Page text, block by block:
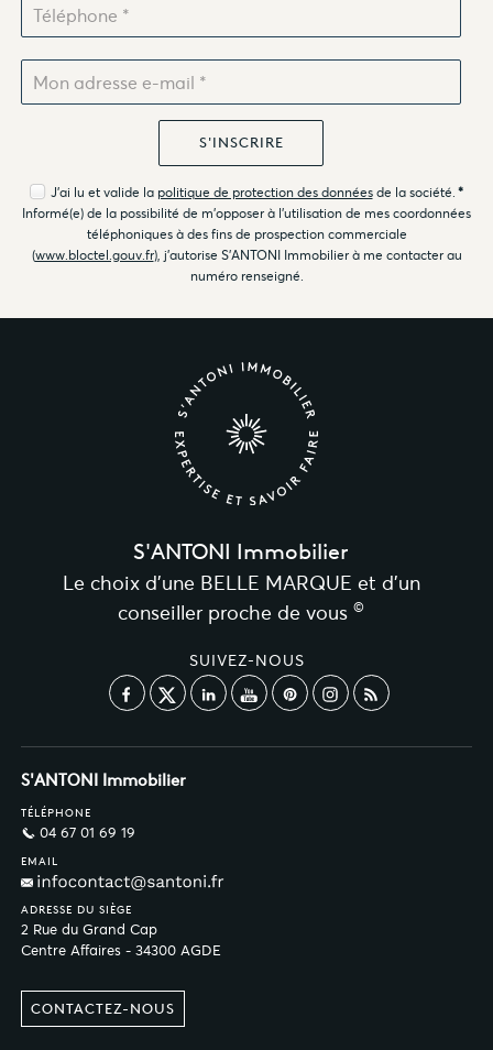
J'ai lu et valide la politique de protection des donnéesde la société. *
Informé(e) de la possibilité de m'opposer à l'utilisation de mes coordonnées
téléphoniques à des fins de prospection commerciale
(www.bloctel.gouv.fr), j'autorise S'ANTONI Immobilier à me contacter au
numéro renseigné.
S'ANTONI Immobilier
Le choix d’une BELLE MARQUE et d’un
conseiller proche de vous ©
SUIVEZ-NOUS
S'ANTONI Immobilier
TÉLÉPHONE
04 67 01 69 19
EMAIL
ADRESSE DU SIÈGE
2 Rue du Grand Cap
Centre Affaires - 34300 AGDE
CONTACTEZ-NOUS